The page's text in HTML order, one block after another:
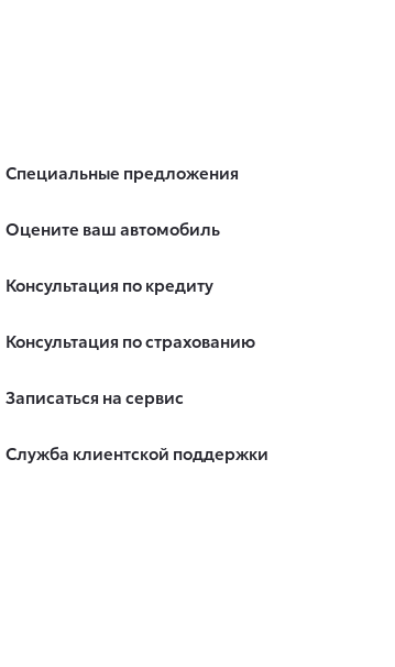
Специальные предложения
Оцените ваш автомобиль
Консультация по кредиту
Консультация по страхованию
Записаться на сервис
Служба клиентской поддержки